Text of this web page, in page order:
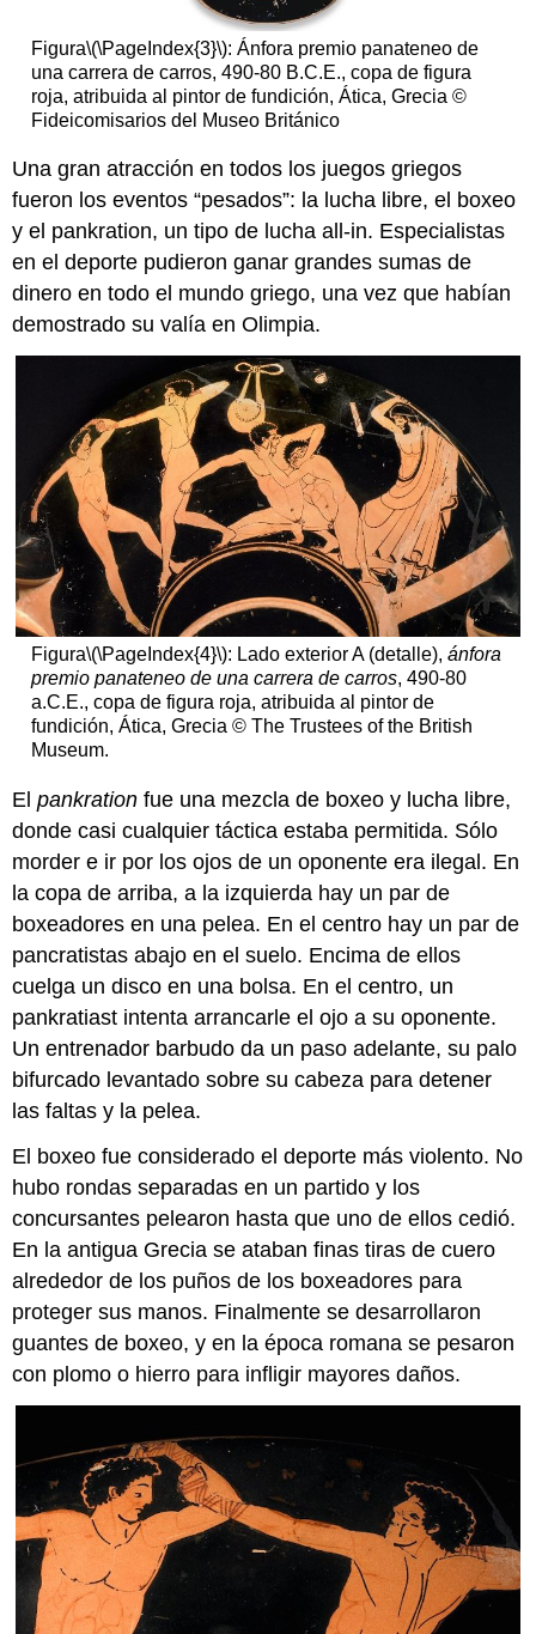
Figura\(\PageIndex{3}\): Ánfora premio panateneo de
una carrera de carros, 490-80 B.C.E., copa de figura
roja, atribuida al pintor de fundición, Ática, Grecia ©
Fideicomisarios del Museo Británico
Una gran atracción en todos los juegos griegos
fueron los eventos “pesados”: la lucha libre, el boxeo
y el pankration, un tipo de lucha all-in. Especialistas
en el deporte pudieron ganar grandes sumas de
dinero en todo el mundo griego, una vez que habían
demostrado su valía en Olimpia.
Figura\(\PageIndex{4}\): Lado exterior A (detalle), ánfora
premio panateneo de una carrera de carros, 490-80
a.C.E., copa de figura roja, atribuida al pintor de
fundición, Ática, Grecia © The Trustees of the British
Museum.
Elpankration fue una mezcla de boxeo y lucha libre,
donde casi cualquier táctica estaba permitida. Sólo
morder e ir por los ojos de un oponente era ilegal. En
la copa de arriba, a la izquierda hay un par de
boxeadores en una pelea. En el centro hay un par de
pancratistas abajo en el suelo. Encima de ellos
cuelga un disco en una bolsa. En el centro, un
pankratiast intenta arrancarle el ojo a su oponente.
Un entrenador barbudo da un paso adelante, su palo
bifurcado levantado sobre su cabeza para detener
las faltas y la pelea.
El boxeo fue considerado el deporte más violento. No
hubo rondas separadas en un partido y los
concursantes pelearon hasta que uno de ellos cedió.
En la antigua Grecia se ataban finas tiras de cuero
alrededor de los puños de los boxeadores para
proteger sus manos. Finalmente se desarrollaron
guantes de boxeo, y en la época romana se pesaron
con plomo o hierro para infligir mayores daños.